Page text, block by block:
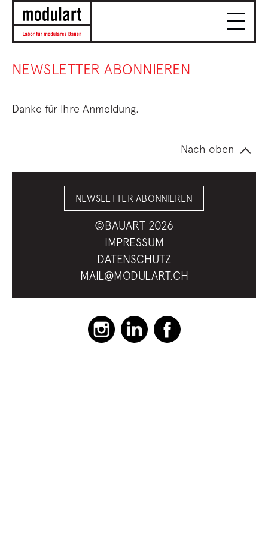
NEWSLETTER ABONNIEREN
Danke für Ihre Anmeldung.
Nach oben
NEWSLETTER ABONNIEREN
©BAUART 2026
IMPRESSUM
DATENSCHUTZ
MAIL@MODULART.CH